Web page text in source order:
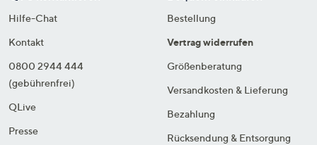
Hilfe-Chat
Kontakt
0800 2944 444
(gebührenfrei)
QLive
Presse
Bestellung
Vertrag widerrufen
Größenberatung
Versandkosten & Lieferung
Bezahlung
Rücksendung & Entsorgung